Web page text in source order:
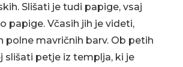
Slišati je tudi papige, vsaj
papige. Včasih jih je videti,
polne mavričnih barv. Ob petih
slišati petje iz templja, ki je